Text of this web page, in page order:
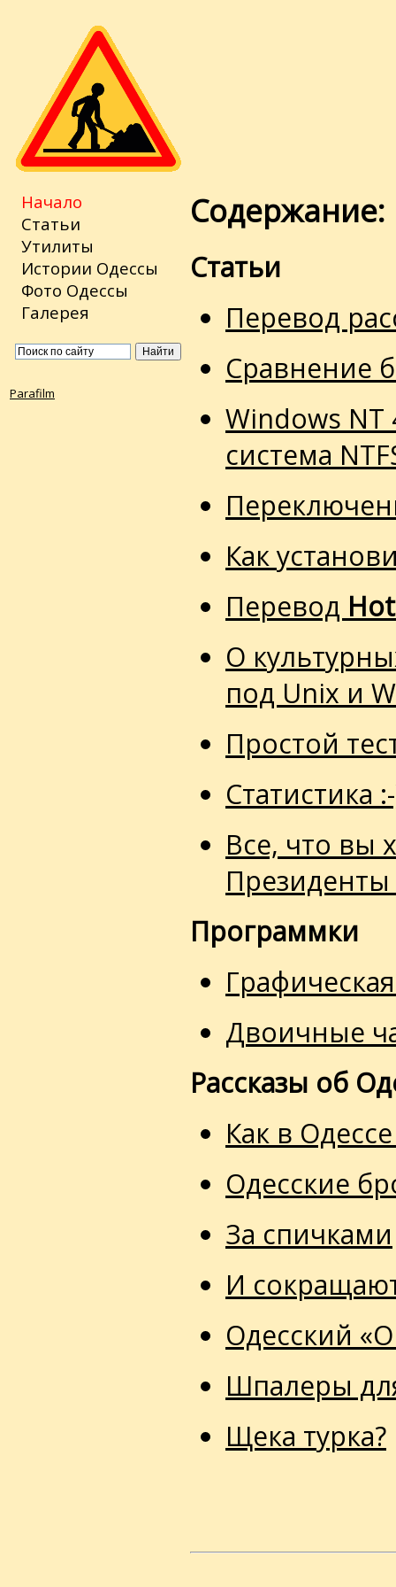
Начало
Статьи
Утилиты
Истории Одессы
Фото Одессы
Галерея
Parafilm
Содержание:
Статьи
Перевод
Сравнение
Windows
система
Как
Перевод
О
под Unix и
Простой
Статистика
Все, что вы
Программки
Двоичные
Рассказы об
Как в
Одесские
За спичками
И
Одесский
Шпалеры
Щека турка?